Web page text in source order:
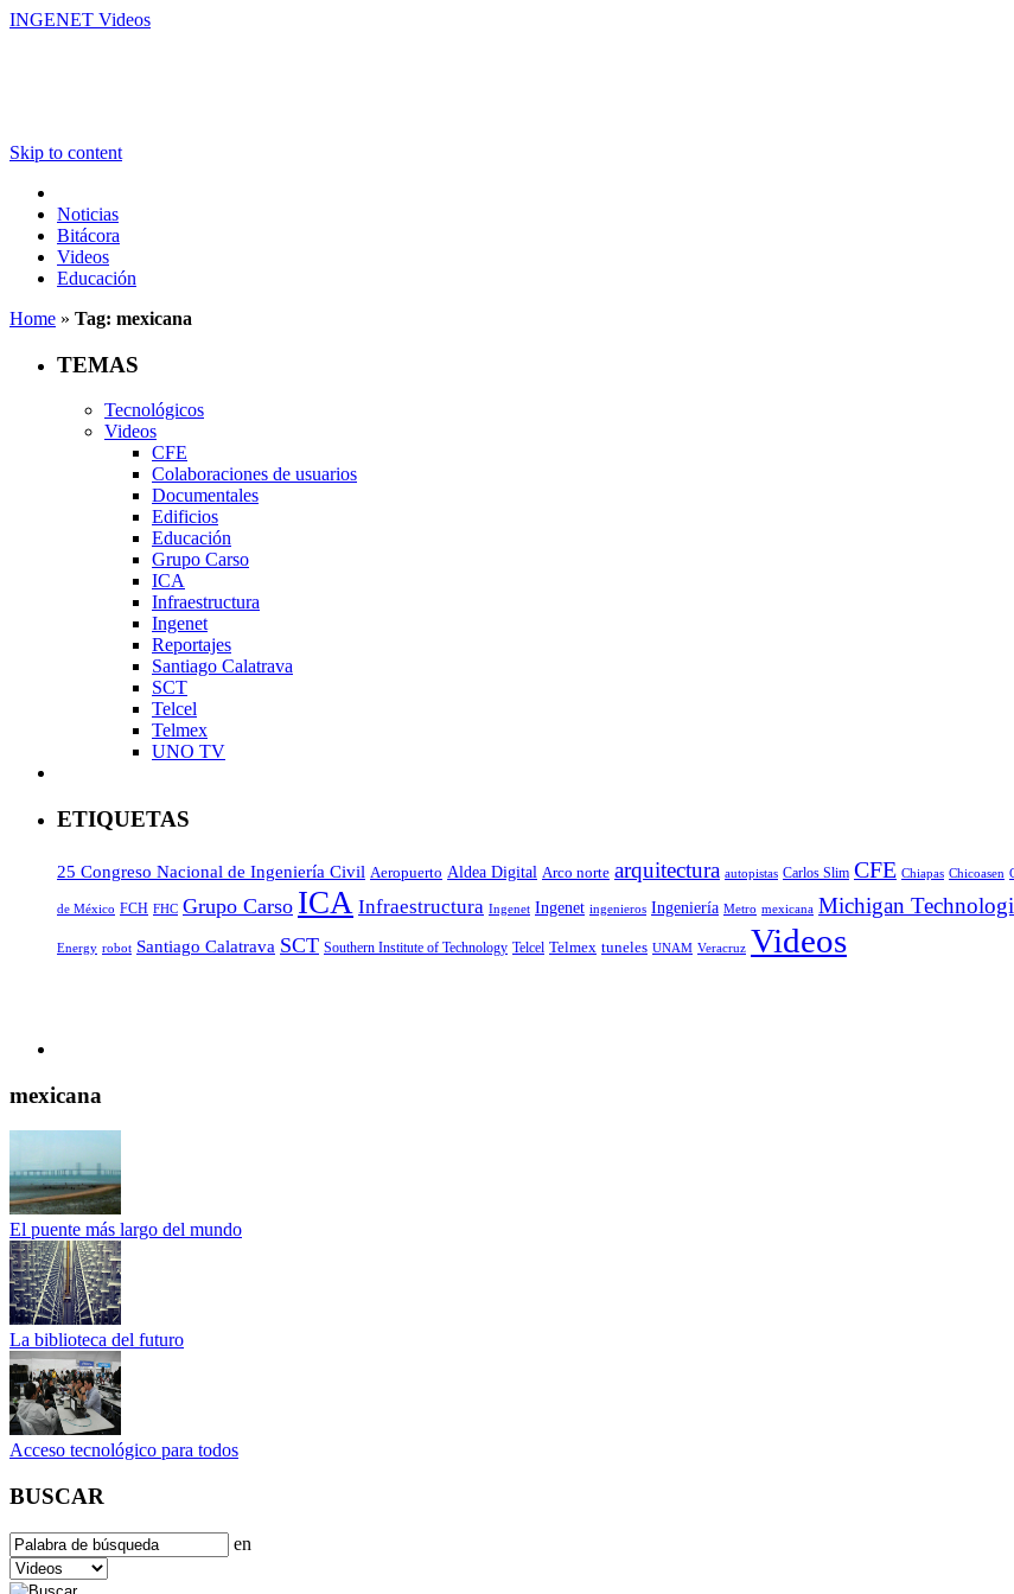
INGENET Videos
Skip to content
Noticias
Bitácora
Videos
Educación
Home » Tag: mexicana
TEMAS
Tecnológicos
Videos
CFE
Colaboraciones de usuarios
Documentales
Edificios
Educación
Grupo Carso
ICA
Infraestructura
Ingenet
Reportajes
Santiago Calatrava
SCT
Telcel
Telmex
UNO TV
ETIQUETAS
25 Congreso Nacional de Ingeniería Civil Aeropuerto Aldea Digital Arco norte arquitectura autopistas Carlos Slim CFE Chiapas Chicoasen
de México FCH FHC Grupo Carso ICA Infraestructura Ingenet Ingenet ingenieros Ingeniería Metro mexicana Michigan
Energy robot Santiago Calatrava SCT Southern Institute of Technology Telcel Telmex tuneles UNAM Veracruz Videos
mexicana
El puente más largo del mundo
La biblioteca del futuro
Acceso tecnológico para todos
BUSCAR
en